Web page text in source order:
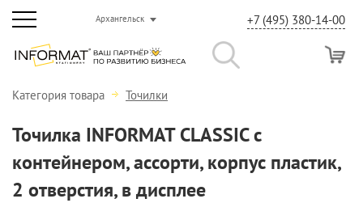
Архангельск +7 (495) 380-14-00
Категория товара Точилки
Точилка INFORMAT CLASSIC с
контейнером, ассорти, корпус пластик,
2 отверстия, в дисплее